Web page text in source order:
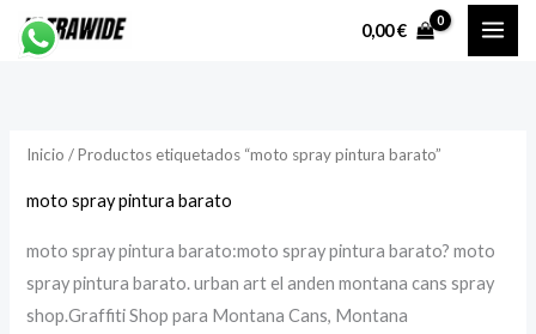
0,00€
Inicio / Productos etiquetados “moto spray pintura barato”
moto spray pintura barato
moto spray pintura barato:moto spray pintura barato? moto
spray pintura barato. urban art el anden montana cans spray
shop.Graffiti Shop para Montana Cans, Montana